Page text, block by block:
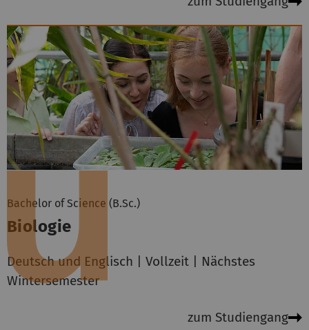
Bachelor of Science (B.Sc.)
Biologie
Deutsch und Englisch | Vollzeit | Nächstes
Wintersemester
zum Studiengang